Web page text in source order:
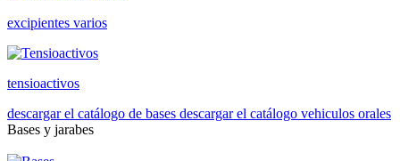
excipientes varios
tensioactivos
descargar el catálogo de bases descargar el catálogo vehiculos orales
Bases y jarabes